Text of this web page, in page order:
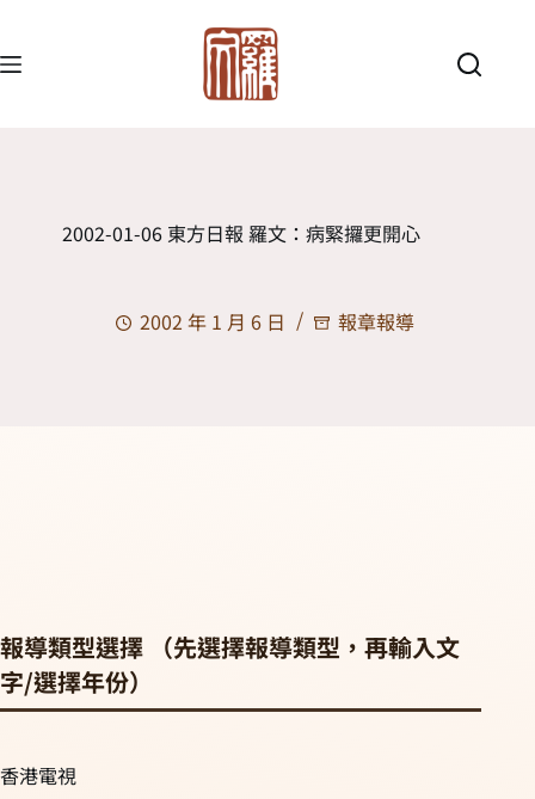
2002-01-06 東方日報 羅文：病緊攞更開心
2002 年 1 月 6 日 報章報導
報導類型選擇 （先選擇報導類型，再輸入文
字/選擇年份）
香港電視